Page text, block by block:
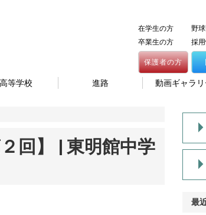
在学生の方 野
卒業生の方
採
保護者の方
高等学校 進路 動画ギャラリ
回】 | 東明館中学
最